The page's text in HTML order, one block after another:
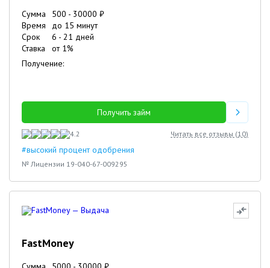
Сумма 500 - 30000 ₽
Время
до 15 минут
Срок
6 - 21 дней
Ставка
от 1%
Получение:
Получить займ
4.2 Читать все отзывы (10)
#высокий процент одобрения
№ Лицензии 19-040-67-009295
FastMoney